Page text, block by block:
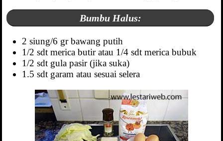
Bumbu Halus:
2 siung/6 gr bawang putih
1/2 sdt merica butir atau 1/4 sdt merica bubuk
1/2 sdt gula pasir (jika suka)
1.5 sdt garam atau sesuai selera